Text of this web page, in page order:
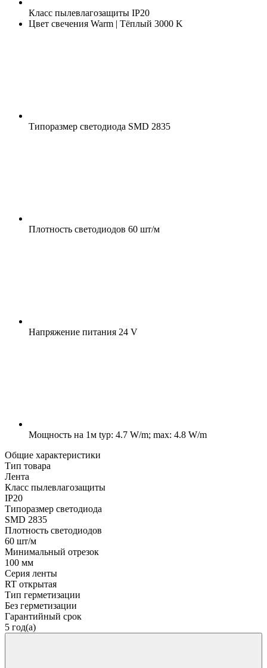
Класс пылевлагозащиты IP20
Цвет свечения Warm | Тёплый 3000 K
Типоразмер светодиода SMD 2835
Плотность светодиодов 60 шт/м
Напряжение питания 24 V
Мощность на 1м typ: 4.7 W/m; max: 4.8 W/m
Общие характеристики
Тип товара
Лента
Класс пылевлагозащиты
IP20
Типоразмер светодиода
SMD 2835
Плотность светодиодов
60 шт/м
Минимальный отрезок
100 мм
Серия ленты
RT открытая
Тип герметизации
Без герметизации
Гарантийный срок
5 год(а)